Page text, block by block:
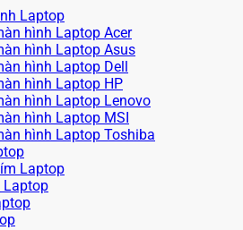
Laptop
hình Laptop Acer
hình Laptop Asus
hình Laptop Dell
hình Laptop HP
hình Laptop Lenovo
hình Laptop MSI
hình Laptop Toshiba
Laptop
Laptop